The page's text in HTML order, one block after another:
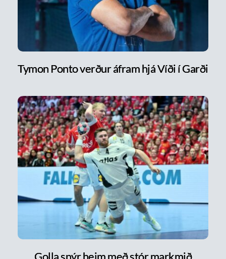
Tymon Ponto verður áfram hjá Víði í Garði
Golla snýr heim með stór markmið